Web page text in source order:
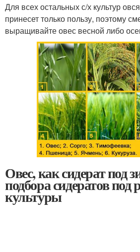
Для всех остальных с/х культур
принесет только пользу, поэтому
выращивайте овес весной либо
Овес, как сидерат под
подбора сидератов под
культуры